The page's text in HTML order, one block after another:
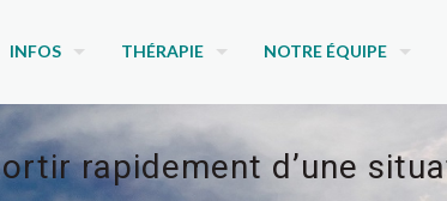
INFOS THÉRAPIE NOTRE ÉQUIPE
rapidement d’une